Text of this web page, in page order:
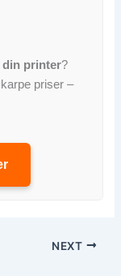
din printer?
priser –
NEXT